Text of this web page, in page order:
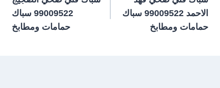
المقالات
الاحمد 99009522 سباك
حمامات ومطابخ
99009522 سباك
حمامات ومطابخ